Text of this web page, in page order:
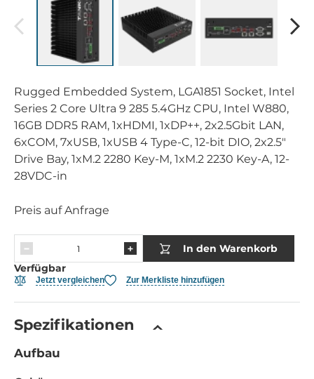
Rugged Embedded System, LGA1851 Socket, Intel
Series 2 Core Ultra 9 285 5.4GHz CPU, Intel W880,
16GB DDR5 RAM, 1xHDMI, 1xDP++, 2x2.5Gbit LAN,
6xCOM, 7xUSB, 1xUSB 4 Type-C, 12-bit DIO, 2x2.5"
Drive Bay, 1xM.2 2280 Key-M, 1xM.2 2230 Key-A, 12-
28VDC-in
Preis auf Anfrage
In den Warenkorb
Verfügbar
Jetzt vergleichen Zur Merkliste hinzufügen
Spezifikationen
Aufbau